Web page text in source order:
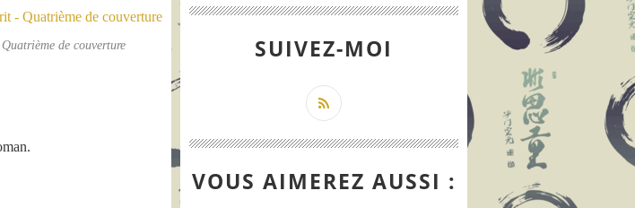
de couverture SUIVEZ-MOI
VOUS AIMEREZ AUSSI :